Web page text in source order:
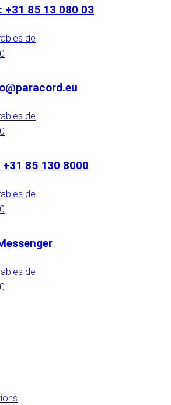
+31 85 13 080 03
de
de
85 130 8000
de
de